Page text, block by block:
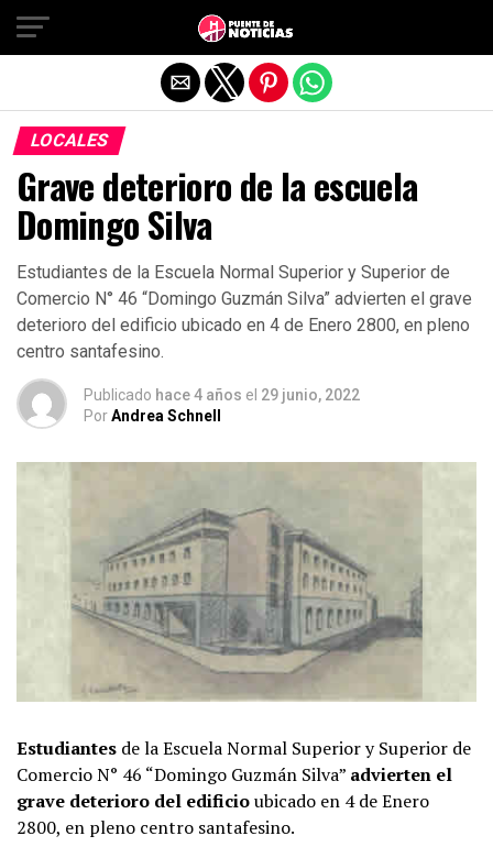
LOCALES
Grave deterioro de la escuela
Domingo Silva
Estudiantes de la Escuela Normal Superior y Superior de
Comercio N° 46 “Domingo Guzmán Silva” advierten el grave
deterioro del edificio ubicado en 4 de Enero 2800, en pleno
centro santafesino.
Publicado hace 4 años el 29 junio, 2022
PorAndrea Schnell
Estudiantes de la Escuela Normal Superior y Superior de
Comercio N° 46 “Domingo Guzmán Silva” advierten el
grave deterioro del edificioubicado en 4 de Enero
2800, en pleno centro santafesino.
Salir de la versión móvil